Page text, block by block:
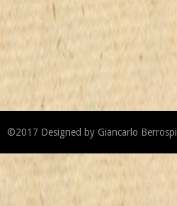
©2017 Designed byGiancarlo Berrospi